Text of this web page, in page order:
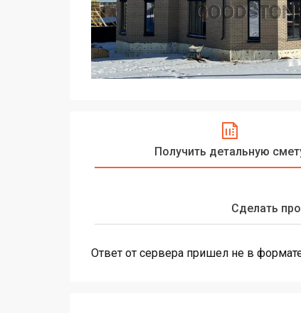
Получить детальную
Сделать
Ответ от сервера пришел не в